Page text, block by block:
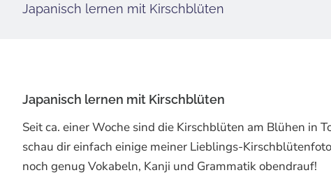
Japanisch lernen mit Kirschblüten
Japanisch lernen mit Kirschblüten
Seit ca. einer Woche sind die Kirschblüten am Blühen in
schau dir einfach einige meiner Lieblings-
noch genug Vokabeln, Kanji und Grammatik obendrauf!